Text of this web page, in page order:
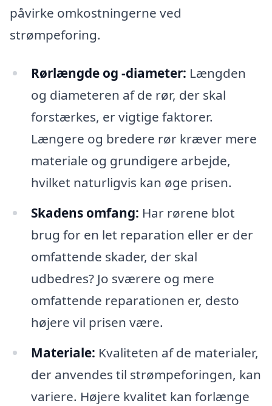
påvirke omkostningerne ved
strømpeforing.
Rørlængde og -diameter: Længden
og diameteren af de rør, der skal
forstærkes, er vigtige faktorer.
Længere og bredere rør kræver mere
materiale og grundigere arbejde,
hvilket naturligvis kan øge prisen.
Skadens omfang: Har rørene blot
brug for en let reparation eller er der
omfattende skader, der skal
udbedres? Jo sværere og mere
omfattende reparationen er, desto
højere vil prisen være.
Materiale: Kvaliteten af de materialer,
der anvendes til strømpeforingen, kan
variere. Højere kvalitet kan forlænge